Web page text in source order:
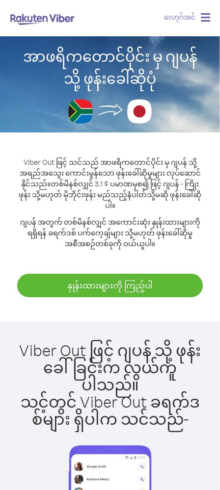
လော့ဂ်အင်
အာဖရိကတောင်ပိုင်း မှ ဂျပန်
သို့ ဖုန်းခေါ်ဆိုပုံ
Viber Out ဖြင့် သင်သည် အာဖရိကတောင်ပိုင်း မှ ဂျပန် သို့
အရည်အသွေး ကောင်းမွန်သော ဖုန်းခေါ်ဆိုမှုများ လုပ်ဆောင်
နိုင်သည်။တစ်မိနစ်လျှင် 3.1 ¢ ပမာဏမှစ၍ ဖြင့် ဂျပန် - ကြိုး
ဖုန်း သို့မဟုတ် မိုဘိုင်းဖုန်း မည်သည့်နံပါတ်သို့မဆို ဖုန်းခေါ်ဆို
ပါ။
ဂျပန် အတွက် တစ်မိနစ်လျှင် အကောင်းဆုံး နှုန်းထားများကို
ရရှိရန် ခရက်ဒစ် ပက်ကေ့ချ်များ သို့မဟုတ် ဖုန်းခေါ်ဆိုမှု
အစီအစဉ်တစ်ခုကို ဝယ်ယူပါ။
နှုန်းထားများကို ကြည့်ပါ
Viber Out ဖြင့် ဂျပန် သို့ ဖုန်း
ခေါ်ခြင်းက လွယ်ကူ
ပါသည်။
သင့်တွင် Viber Out ခရက်ဒ
စ်များ ရှိပါက သင်သည်-